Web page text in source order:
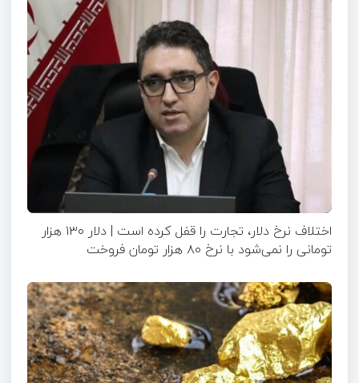
اختلاف نرخ دلار، تجارت را قفل کرده است | دلار ۱۳۰ هزار
تومانی را نمی‌شود با نرخ ۸۰ هزار تومان فروخت